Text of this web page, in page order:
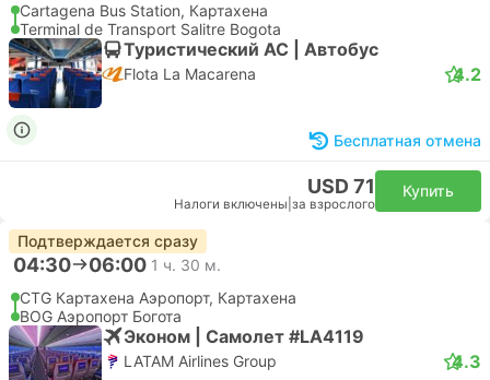
Cartagena Bus Station, Картахена
Terminal de Transport Salitre Bogota
Туристический AC | Автобус
Flota La Macarena 4.2
Бесплатная отмена
USD 71
Налоги включены за взрослого
Купить
Подтверждается сразу
04:30 06:00 1 ч. 30 м.
CTG Картахена Аэропорт, Картахена
BOG Аэропорт Богота
Эконом | Самолет #LA4119
LATAM Airlines Group 4.3